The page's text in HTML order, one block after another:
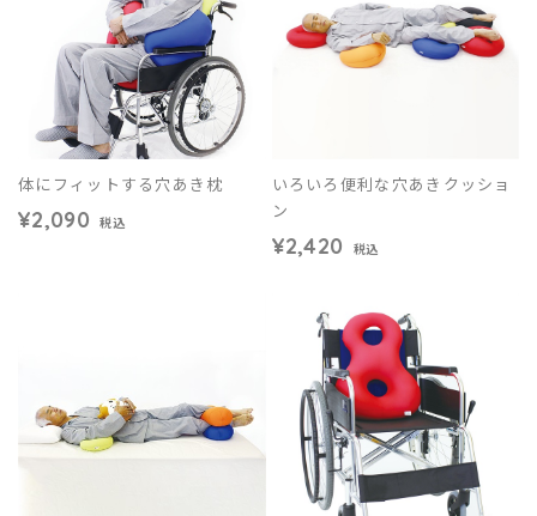
体にフィットする穴あき枕
¥2,090 税込
いろいろ便利な穴あきクッショ
ン
¥2,420 税込